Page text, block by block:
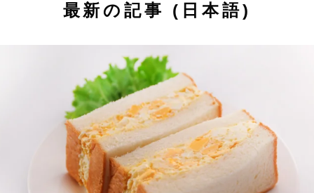
最新の記事 (日本語)